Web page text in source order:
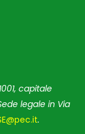
capitale
legale in Via
.